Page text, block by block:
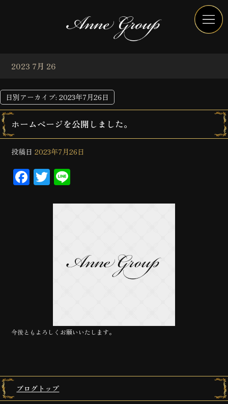
2023 7月 26
日別アーカイブ: 2023年7月26日
ホームページを公開しました。
投稿日 2023年7月26日
Facebook
Twitter
今後ともよろしくお願いいたします。
ブログトップ